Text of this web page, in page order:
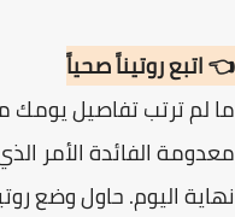
👈 اتبع روتيناً صحياً
ما لم ترتب تفاصيل
معدومة الفائدة الأمر
نهاية اليوم. حاول وضع